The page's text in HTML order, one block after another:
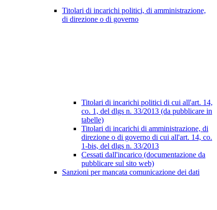
Titolari di incarichi politici, di amministrazione,
di direzione o di governo
Titolari di incarichi politici di cui all'art. 14,
co. 1, del dlgs n. 33/2013 (da pubblicare in
tabelle)
Titolari di incarichi di amministrazione, di
direzione o di governo di cui all'art. 14, co.
1-bis, del dlgs n. 33/2013
Cessati dall'incarico (documentazione da
pubblicare sul sito web)
Sanzioni per mancata comunicazione dei dati